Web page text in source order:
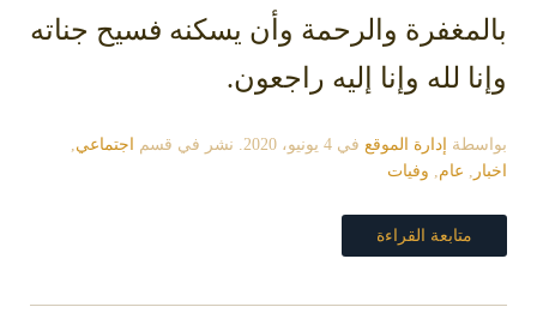
بالمغفرة والرحمة وأن يسكنه فسيح جناته
وإنا لله وإنا إليه راجعون.
بواسطة إدارة الموقع في 4 يونيو، 2020 . نشر في قسم اجتماعي,
اخبار , عام, وفيات
متابعة القراءة